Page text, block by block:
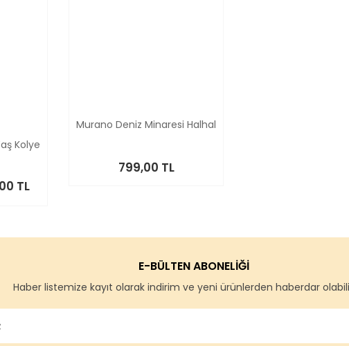
Kolye
TL
Murano Deniz Minaresi Halhal
799,00 TL
E-BÜLTEN ABONELİĞİ
Haber listemize kayıt olarak indirim ve yeni ürünlerden haberdar